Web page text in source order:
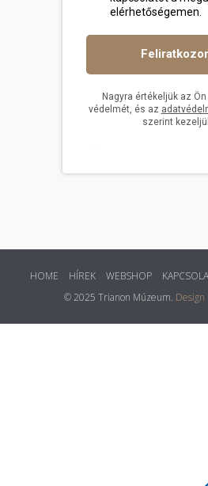
HOME HÍREK WEBSHOP
© 2025 Trianon Múzeum. Design